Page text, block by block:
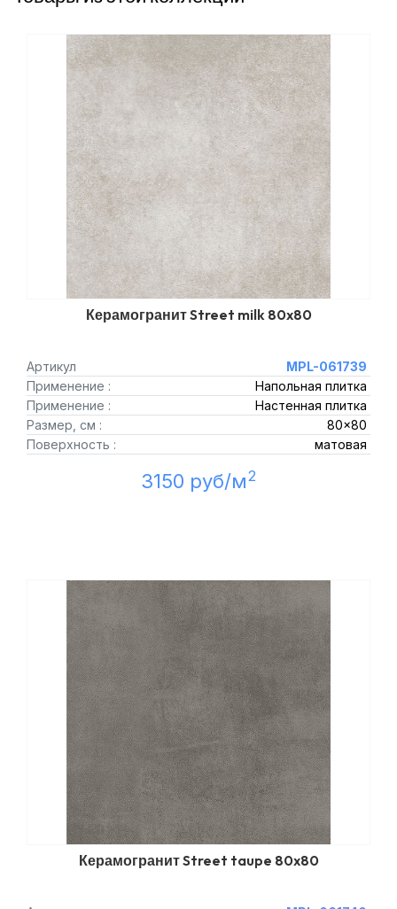
Керамогранит Street milk 80x80
Артикул
MPL-061739
Применение :
Напольная плитка
Применение :
Настенная плитка
Размер, см :
80x80
Поверхность :
матовая
3150 руб/м2
Керамогранит Street taupe 80x80